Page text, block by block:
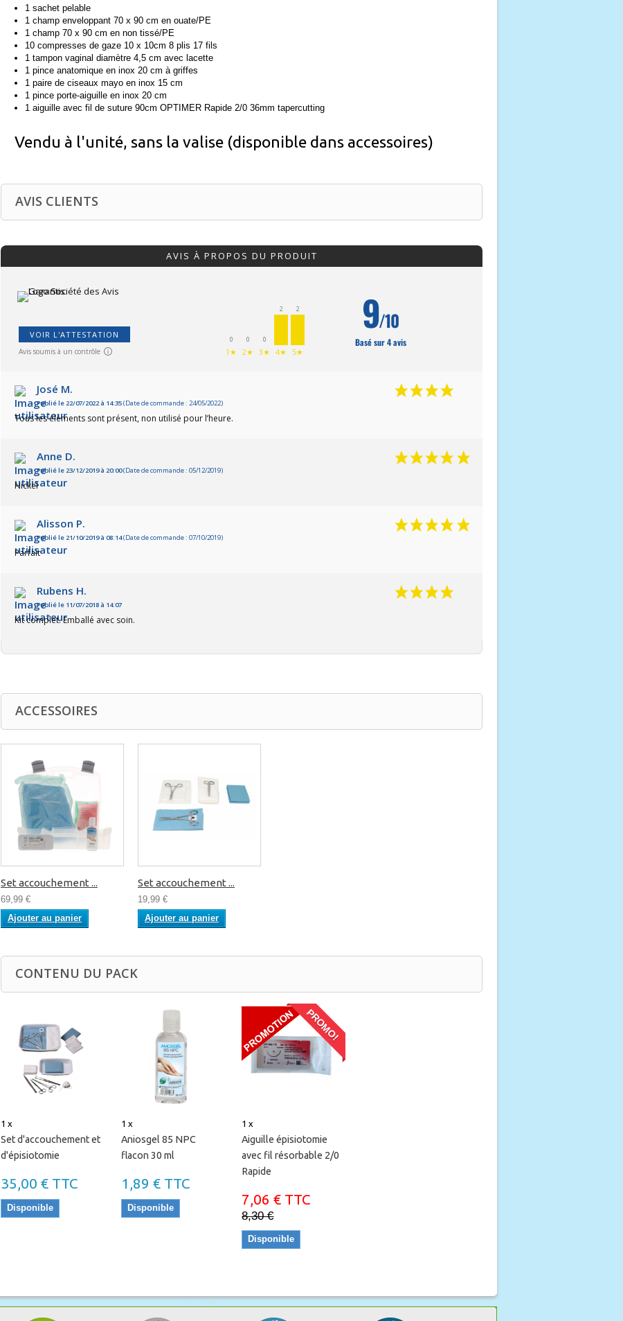
1 sachet pelable
1 champ enveloppant 70 x 90 cm en ouate/PE
1 champ 70 x 90 cm en non tissé/PE
10 compresses de gaze 10 x 10cm 8 plis 17 fils
1 tampon vaginal diamètre 4,5 cm avec lacette
1 pince anatomique en inox 20 cm à griffes
1 paire de ciseaux mayo en inox 15 cm
1 pince porte-aiguille en inox 20 cm
1 aiguille avec fil de suture 90cm OPTIMER Rapide 2/0 36mm tapercutting
Vendu à l'unité, sans la valise (disponible dans accessoires)
AVIS CLIENTS
AVIS À PROPOS DU PRODUIT
VOIR L'ATTESTATION
Avis soumis à un contrôle
0
1★
0
2★
0
3★
2
4★
2
5★
9/10
Basé sur 4 avis
José M.
Publié le 22/07/2022 à 14:35(Date de commande : 24/05/2022)
Tous les éléments sont présent, non utilisé pour l’heure.
Anne D.
Publié le 23/12/2019 à 20:00(Date de commande : 05/12/2019)
Nickel
Alisson P.
Publié le 21/10/2019 à 08:14(Date de commande : 07/10/2019)
Parfait
Rubens H.
Publié le 11/07/2018 à 14:07
Kit complet. Emballé avec soin.
ACCESSOIRES
Set accouchement ...
69,99 €
Ajouter au panier
Set accouchement ...
19,99 €
Ajouter au panier
CONTENU DU PACK
1 x
Set d'accouchement et
d'épisiotomie
35,00 € TTC
Disponible
1 x
Aniosgel 85 NPC
flacon 30 ml
1,89 € TTC
Disponible
PROMO!
1 x
Aiguille épisiotomie
avec fil résorbable 2/0
Rapide
7,06 € TTC
8,30 €
Disponible